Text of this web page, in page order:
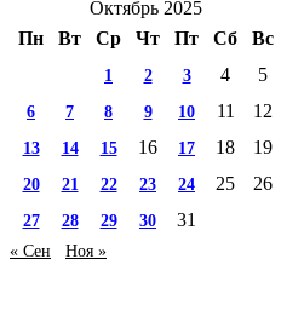
Октябрь 2025
Пн
Вт Ср Чт Пт Сб Вс
1 2 3 4 5
6 7 8 9 10 11 12
13 14 15 16 17 18 19
20 21 22 23 24 25 26
27 28 29 30 31
« Сен Ноя »